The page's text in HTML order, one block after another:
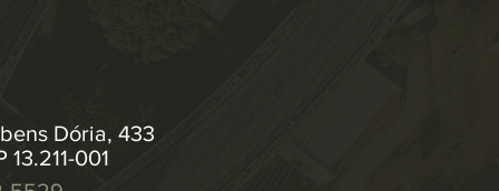
Dória, 433
13.211-001